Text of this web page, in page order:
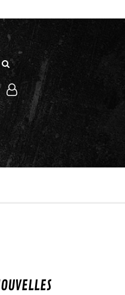
Rechercher
site